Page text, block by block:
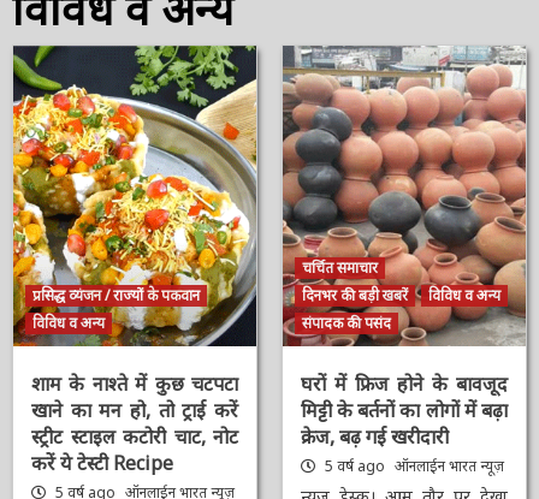
प्रसिद्ध व्यंजन / राज्यों के पकवान
विविध व अन्य
शाम के नाश्ते में कुछ चटपटा
खाने का मन हो, तो ट्राई करें
स्ट्रीट स्टाइल कटोरी चाट, नोट
करें ये टेस्टी Recipe
5 वर्ष ago ऑनलाईन भारत
चर्चित समाचार
दिनभर की बड़ी खबरें
विविध व अन्य
संपादक की पसंद
घरों में फ्रिज होने के बावजूद
मिट्टी के बर्तनों का लोगों में
बढ़ा क्रेज, बढ़ गई खरीदारी
5 वर्ष ago
ऑनलाईन भारत